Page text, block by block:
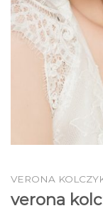
VERONA
verona